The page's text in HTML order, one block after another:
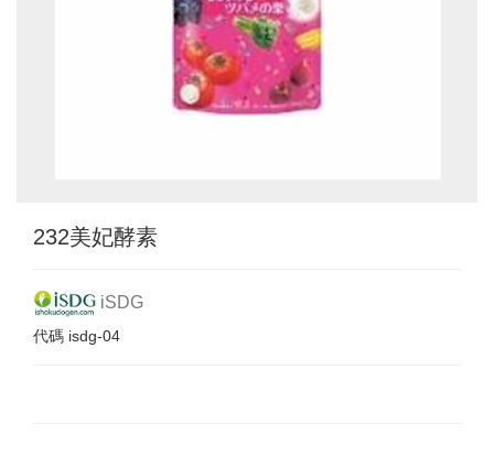
232美妃酵素
iSDG
代碼 isdg-04